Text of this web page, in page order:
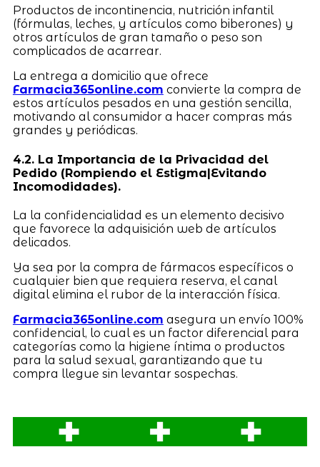
Productos de incontinencia, nutrición infantil
(fórmulas, leches, y artículos como biberones) y
otros artículos de gran tamaño o peso son
complicados de acarrear.
La entrega a domicilio que ofrece
Farmacia365online.com convierte la compra de
estos artículos pesados en una gestión sencilla,
motivando al consumidor a hacer compras más
grandes y periódicas.
4.2. La Importancia de la Privacidad del
Pedido (Rompiendo el Estigma|Evitando
Incomodidades).
La la confidencialidad es un elemento decisivo
que favorece la adquisición web de artículos
delicados.
Ya sea por la compra de fármacos específicos o
cualquier bien que requiera reserva, el canal
digital elimina el rubor de la interacción física.
Farmacia365online.com asegura un envío 100%
confidencial, lo cual es un factor diferencial para
categorías como la higiene íntima o productos
para la salud sexual, garantizando que tu
compra llegue sin levantar sospechas.